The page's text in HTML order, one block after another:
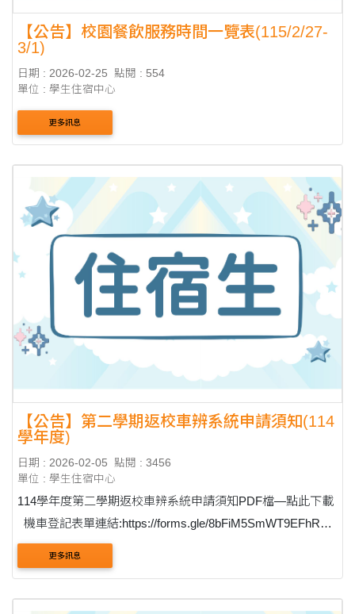
【公告】校園餐飲服務時間一覽表(115/2/27-
3/1)
日期 : 2026-02-25
點閱 : 554
單位 : 學生住宿中心
更多訊息
【公告】第二學期返校車辨系統申請須知(114
學年度)
日期 : 2026-02-05
點閱 : 3456
單位 : 學生住宿中心
114學年度第二學期返校車辨系統申請須知PDF檔—點此下載
機車登記表單連結:https://forms.gle/8bFiM5SmWT9EFhR16
更多訊息